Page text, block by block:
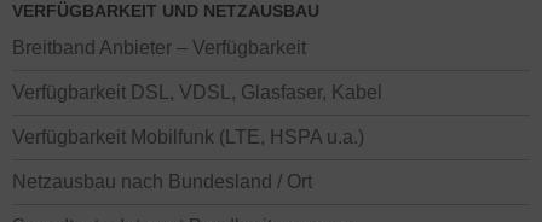
VERFÜGBARKEIT UND NETZAUSBAU
Breitband Anbieter – Verfügbarkeit
Verfügbarkeit DSL, VDSL, Glasfaser, Kabel
Verfügbarkeit Mobilfunk (LTE, HSPA u.a.)
Netzausbau nach Bundesland / Ort